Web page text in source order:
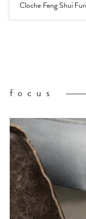
Cloche Feng Shui
focus